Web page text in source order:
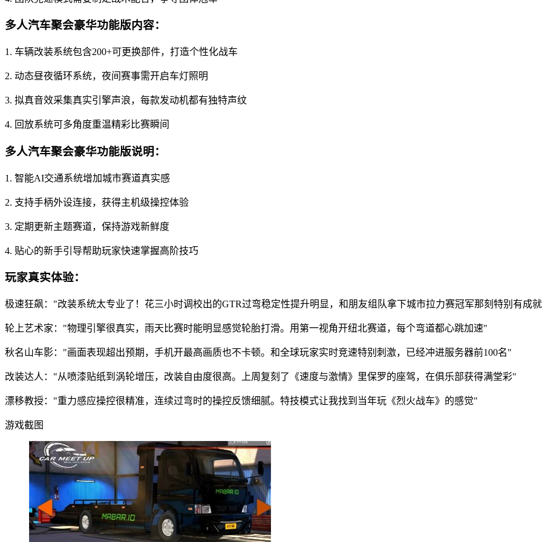
多人汽车聚会豪华功能版内容：
1. 车辆改装系统包含200+可更换部件，打造个性化战车
2. 动态昼夜循环系统，夜间赛事需开启车灯照明
3. 拟真音效采集真实引擎声浪，每款发动机都有独特声纹
4. 回放系统可多角度重温精彩比赛瞬间
多人汽车聚会豪华功能版说明：
1. 智能AI交通系统增加城市赛道真实感
2. 支持手柄外设连接，获得主机级操控体验
3. 定期更新主题赛道，保持游戏新鲜度
4. 贴心的新手引导帮助玩家快速掌握高阶技巧
玩家真实体验：
极速狂飙："改装系统太专业了！花三小时调校出的GTR过弯稳定性提升明显，和朋友组队拿下城市拉力赛冠军那刻特别有成
轮上艺术家："物理引擎很真实，雨天比赛时能明显感觉轮胎打滑。用第一视角开纽北赛道，每个弯道都心跳加速"
秋名山车影："画面表现超出预期，手机开最高画质也不卡顿。和全球玩家实时竞速特别刺激，已经冲进服务器前100名"
改装达人："从喷漆贴纸到涡轮增压，改装自由度很高。上周复刻了《速度与激情》里保罗的座驾，在俱乐部获得满堂彩"
漂移教授："重力感应操控很精准，连续过弯时的操控反馈细腻。特技模式让我找到当年玩《烈火战车》的感觉"
游戏截图